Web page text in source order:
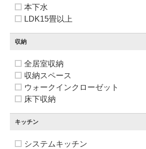
本下水
LDK15畳以上
収納
全居室収納
収納スペース
ウォークインクローゼット
床下収納
キッチン
システムキッチン